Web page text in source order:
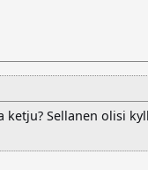
Sellanen olisi